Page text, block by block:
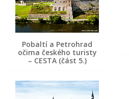
Pobaltí a Petrohrad
očima českého turisty
– CESTA (část 5.)